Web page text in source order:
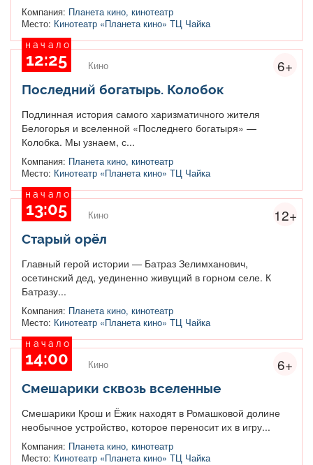
Компания: Планета кино, кинотеатр
Место: Кинотеатр «Планета кино» ТЦ Чайка
6+
начало
12:25 Кино
Последний богатырь. Колобок
Подлинная история самого харизматичного жителя
Белогорья и вселенной «Последнего богатыря» —
Колобка. Мы узнаем, с...
Компания: Планета кино, кинотеатр
Место: Кинотеатр «Планета кино» ТЦ Чайка
12+
начало
13:05 Кино
Старый орёл
Главный герой истории — Батраз Зелимханович,
осетинский дед, уединенно живущий в горном селе. К
Батразу...
Компания: Планета кино, кинотеатр
Место: Кинотеатр «Планета кино» ТЦ Чайка
6+
начало
14:00 Кино
Смешарики сквозь вселенные
Смешарики Крош и Ёжик находят в Ромашковой долине
необычное устройство, которое переносит их в игру...
Компания: Планета кино, кинотеатр
Место: Кинотеатр «Планета кино» ТЦ Чайка